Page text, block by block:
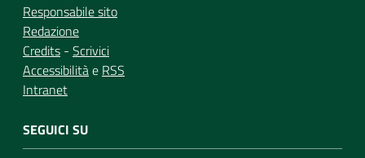
Responsabile sito
Redazione
Credits - Scrivici
Accessibilitàe RSS
Intranet
SEGUICI SU